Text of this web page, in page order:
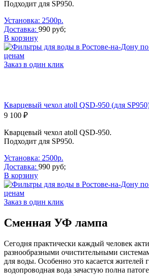
Подходит для SP950.
Установка: 2500р.
Доставка: 990 руб;
В корзину
Заказ в один клик
Кварцевый чехол atoll QSD-950 (для
9 100 ₽
Кварцевый чехол atoll QSD-950.
Подходит для SP950.
Установка: 2500р.
Доставка: 990 руб;
В корзину
Заказ в один клик
Сменная УФ лампа
Сегодня практически каждый человек
разнообразными очистительными
для воды. Особенно это касается жителей
водопроводная вода зачастую полна